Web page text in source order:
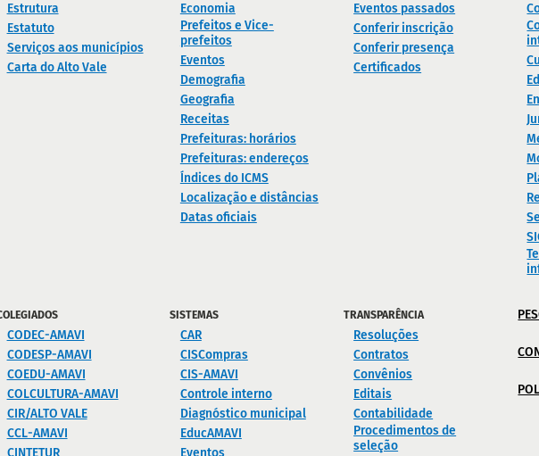
Estrutura
Estatuto
Serviços aos municípios
Carta do Alto Vale
Economia
Prefeitos e Vice-
prefeitos
Eventos
Demografia
Geografia
Receitas
Prefeituras: horários
Prefeituras: endereços
Índices do ICMS
Localização e distâncias
Datas oficiais
Eventos passados
Conferir inscrição
Conferir presença
Certificados
CODEC-AMAVI
CODESP-AMAVI
COEDU-AMAVI
COLCULTURA-AMAVI
CIR/ALTO VALE
CCL-AMAVI
CINTETUR
SISTEMAS
CAR
CISCompras
CIS-AMAVI
Controle interno
Diagnóstico municipal
EducAMAVI
Eventos
TRANSPARÊNCIA
Resoluções
Contratos
Convênios
Editais
Contabilidade
Procedimentos de
seleção